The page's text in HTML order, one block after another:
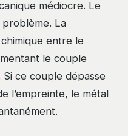
médiocre. Le
La
entre le
le couple
Si ce couple dépasse
l’empreinte, le métal